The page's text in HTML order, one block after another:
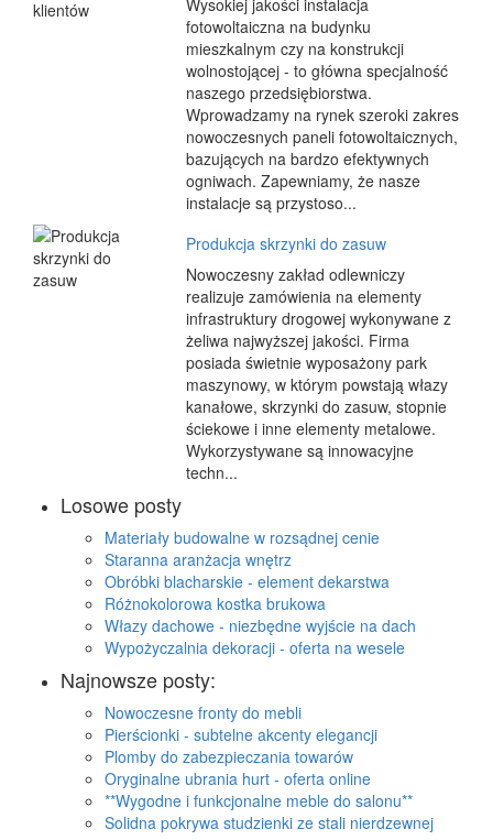
Wysokiej jakości instalacja
fotowoltaiczna na budynku
mieszkalnym czy na konstrukcji
wolnostojącej - to główna specjalność
naszego przedsiębiorstwa.
Wprowadzamy na rynek szeroki zakres
nowoczesnych paneli fotowoltaicznych,
bazujących na bardzo efektywnych
ogniwach. Zapewniamy, że nasze
instalacje są przystoso...
Produkcja skrzynki do zasuw
Nowoczesny zakład odlewniczy
realizuje zamówienia na elementy
infrastruktury drogowej wykonywane z
żeliwa najwyższej jakości. Firma
posiada świetnie wyposażony park
maszynowy, w którym powstają włazy
kanałowe, skrzynki do zasuw, stopnie
ściekowe i inne elementy metalowe.
Wykorzystywane są innowacyjne
techn...
Losowe posty
Materiały budowalne w rozsądnej cenie
Staranna aranżacja wnętrz
Obróbki blacharskie - element dekarstwa
Różnokolorowa kostka brukowa
Włazy dachowe - niezbędne wyjście na dach
Wypożyczalnia dekoracji - oferta na wesele
Najnowsze posty:
Nowoczesne fronty do mebli
Pierścionki - subtelne akcenty elegancji
Plomby do zabezpieczania towarów
Oryginalne ubrania hurt - oferta online
**Wygodne i funkcjonalne meble do salonu**
Solidna pokrywa studzienki ze stali nierdzewnej